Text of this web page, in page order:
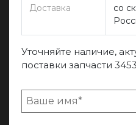
Доставка
со
Уточняйте наличие,
поставки запчасти